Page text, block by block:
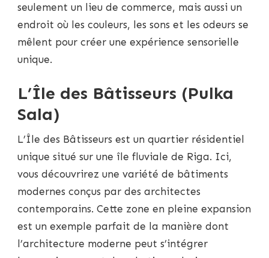
seulement un lieu de commerce, mais aussi un
endroit où les couleurs, les sons et les odeurs se
mêlent pour créer une expérience sensorielle
unique.
L’Île des Bâtisseurs (Pulka
Sala)
L’Île des Bâtisseurs est un quartier résidentiel
unique situé sur une île fluviale de Riga. Ici,
vous découvrirez une variété de bâtiments
modernes conçus par des architectes
contemporains. Cette zone en pleine expansion
est un exemple parfait de la manière dont
l’architecture moderne peut s’intégrer